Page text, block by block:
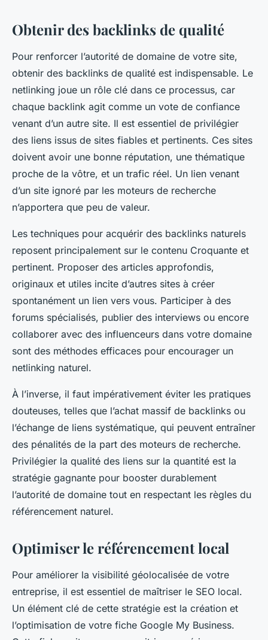
Obtenir des backlinks de qualité
Pour renforcer l’autorité de domaine de votre site,
obtenir des backlinks de qualité est indispensable. Le
netlinking joue un rôle clé dans ce processus, car
chaque backlink agit comme un vote de confiance
venant d’un autre site. Il est essentiel de privilégier
des liens issus de sites fiables et pertinents. Ces sites
doivent avoir une bonne réputation, une thématique
proche de la vôtre, et un trafic réel. Un lien venant
d’un site ignoré par les moteurs de recherche
n’apportera que peu de valeur.
Les techniques pour acquérir des backlinks naturels
reposent principalement sur le contenu Croquante et
pertinent. Proposer des articles approfondis,
originaux et utiles incite d’autres sites à créer
spontanément un lien vers vous. Participer à des
forums spécialisés, publier des interviews ou encore
collaborer avec des influenceurs dans votre domaine
sont des méthodes efficaces pour encourager un
netlinking naturel.
À l’inverse, il faut impérativement éviter les pratiques
douteuses, telles que l’achat massif de backlinks ou
l’échange de liens systématique, qui peuvent entraîner
des pénalités de la part des moteurs de recherche.
Privilégier la qualité des liens sur la quantité est la
stratégie gagnante pour booster durablement
l’autorité de domaine tout en respectant les règles du
référencement naturel.
Optimiser le référencement local
Pour améliorer la visibilité géolocalisée de votre
entreprise, il est essentiel de maîtriser le SEO local.
Un élément clé de cette stratégie est la création et
l’optimisation de votre fiche Google My Business.